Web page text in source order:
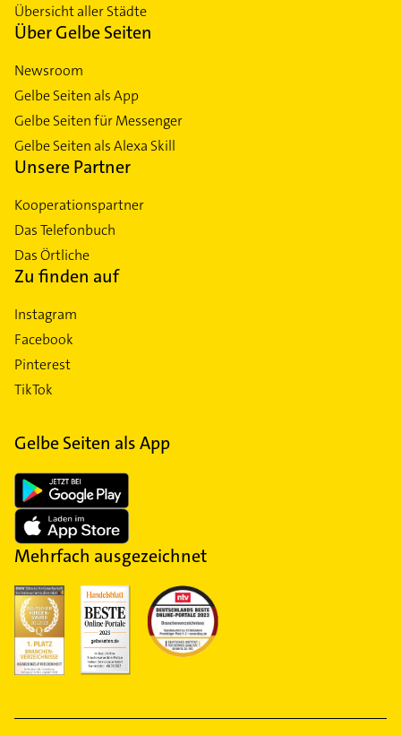
Übersicht aller Städte
Über Gelbe Seiten
Newsroom
Gelbe Seiten als App
Gelbe Seiten für Messenger
Gelbe Seiten als Alexa Skill
Unsere Partner
Kooperationspartner
Das Telefonbuch
Das Örtliche
Zu finden auf
Instagram
Facebook
Pinterest
TikTok
Gelbe Seiten als App
Mehrfach ausgezeichnet